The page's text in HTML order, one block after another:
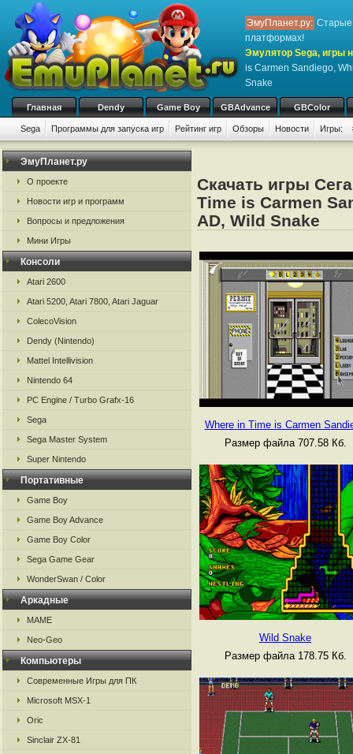
ЭмуПланет.ру: Старые
платформах!
Эмулятор Sega, игры
is Carmen Sandiego,
Snake
Главная Dendy Game Boy GBAdvance GBColor
Sega Программы для запуска игр Рейтинг игр Обзоры Новости Игры:
ЭмуПланет.ру
О проекте
Новости игр и программ
Вопросы и предложения
Мини Игры
Консоли
Atari 2600
Atari 5200, Atari 7800, Atari Jaguar
ColecoVision
Dendy (Nintendo)
Mattel Intellivision
Nintendo 64
PC Engine / Turbo Grafx-16
Sega
Sega Master System
Super Nintendo
Портативные
Game Boy
Game Boy Advance
Game Boy Color
Sega Game Gear
WonderSwan / Color
Аркадные
MAME
Neo-Geo
Компьютеры
Современные Игры для ПК
Microsoft MSX-1
Oric
Sinclair ZX-81
Скачать игры
Time is Carmen
AD, Wild Snake
Where in Time is Carmen
Размер файла 707.58 Кб.
Wild Snake
Размер файла 178.75 Кб.